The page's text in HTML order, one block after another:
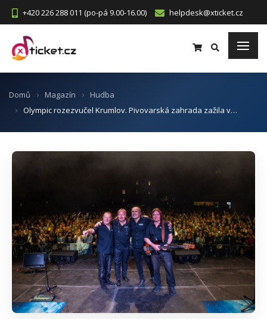
+420 226 288 011 (po-pá 9.00-16.00) helpdesk@xticket.cz
Domů Magazín
Hudba
Olympic rozezvučel Krumlov. Pivovarská zahrada zažila v…